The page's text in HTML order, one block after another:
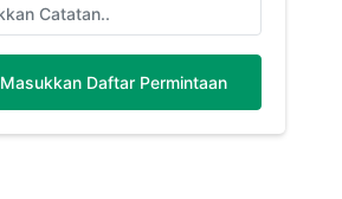
Masukkan Daftar Permintaan